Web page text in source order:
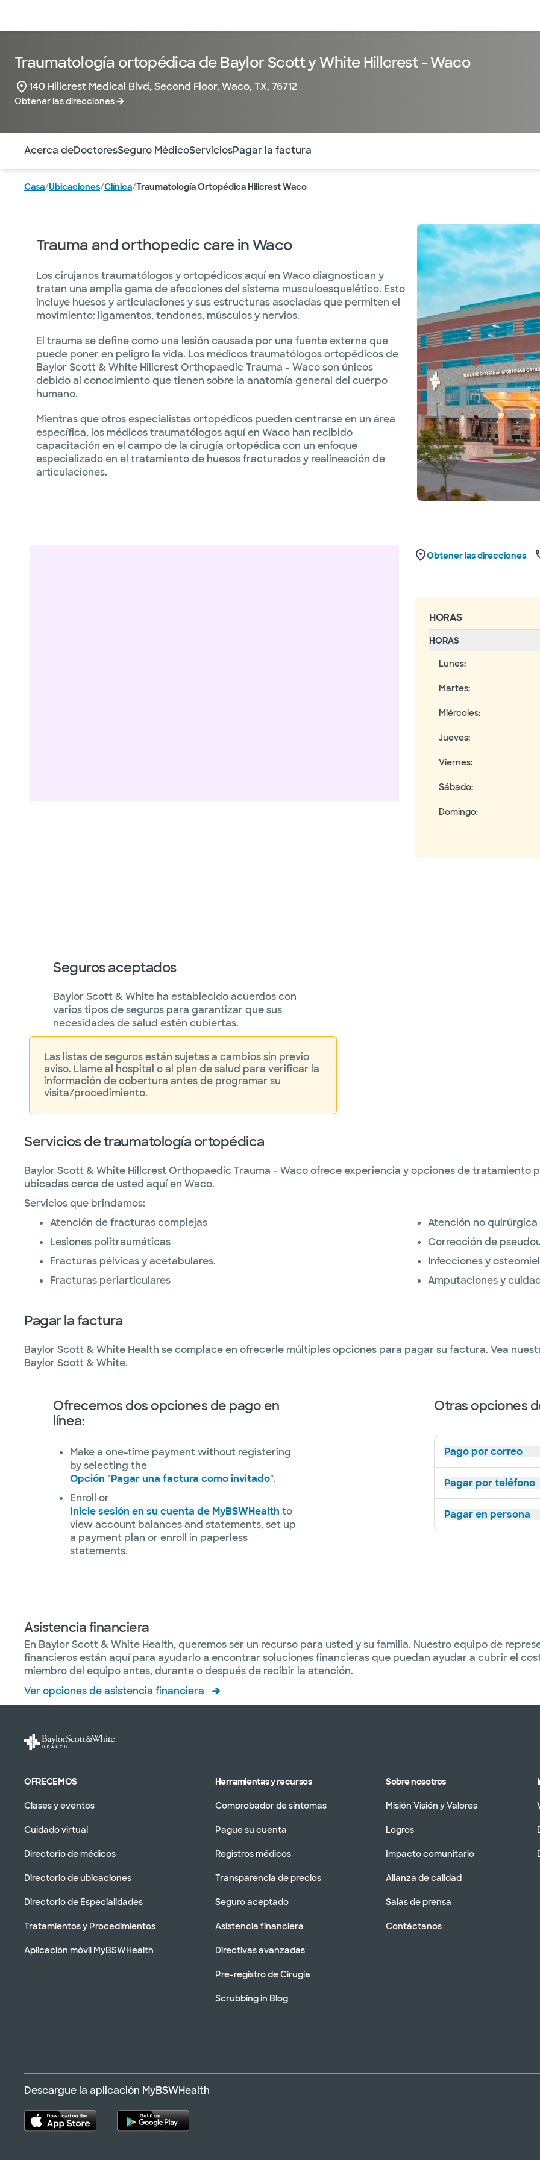
Traumatología ortopédica de Baylor Scott y White Hillcrest - Waco
140 Hillcrest Medical Blvd, Second Floor, Waco, TX, 76712
Obtener las direcciones
Acerca deDoctoresSeguro MédicoServiciosPagar la factura
Casa/Ubicaciones/Clínica/Traumatología Ortopédica Hillcrest Waco
Trauma and orthopedic care in Waco
Los cirujanos traumatólogos y ortopédicos aquí en Waco diagnostican y
tratan una amplia gama de afecciones del sistema musculoesquelético. Esto
incluye huesos y articulaciones y sus estructuras asociadas que permiten el
movimiento: ligamentos, tendones, músculos y nervios.
El trauma se define como una lesión causada por una fuente externa que
puede poner en peligro la vida. Los médicos traumatólogos ortopédicos de
Baylor Scott & White Hillcrest Orthopaedic Trauma - Waco son únicos
debido al conocimiento que tienen sobre la anatomía general del cuerpo
humano.
Mientras que otros especialistas ortopédicos pueden centrarse en un área
específica, los médicos traumatólogos aquí en Waco han recibido
capacitación en el campo de la cirugía ortopédica con un enfoque
especializado en el tratamiento de huesos fracturados y realineación de
articulaciones.
Obtener las direcciones
HORAS
HORAS
Lunes:
Martes:
Miércoles:
Jueves:
Viernes:
Sábado:
Domingo:
Seguros aceptados
Baylor Scott & White ha establecido acuerdos con
varios tipos de seguros para garantizar que sus
necesidades de salud estén cubiertas.
Las listas de seguros están sujetas a cambios sin previo
aviso. Llame al hospital o al plan de salud para verificar la
información de cobertura antes de programar su
visita/procedimiento.
Servicios de traumatología ortopédica
Baylor Scott & White Hillcrest Orthopaedic Trauma - Waco ofrece experiencia y opciones de
ubicadas cerca de usted aquí en Waco.
Servicios que brindamos:
Atención de fracturas complejas
Lesiones politraumáticas
Fracturas pélvicas y acetabulares.
Fracturas periarticulares
Atención no
Corrección de
Infecciones y
Amputaciones y
Pagar la factura
Baylor Scott & White Health se complace en ofrecerle múltiples opciones para pagar su factura. Vea
Baylor Scott & White.
Ofrecemos dos opciones de pago en
línea:
Make a one-time payment without registering
by selecting the
Opción "Pagar una factura como invitado".
Enroll or
Inicie sesión en su cuenta de MyBSWHealth to
view account balances and statements, set up
a payment plan or enroll in paperless
statements.
Otras opciones
Pago por correo
Pagar por teléfono
Pagar en persona
Asistencia financiera
En Baylor Scott & White Health, queremos ser un recurso para usted y su familia. Nuestro equipo de
financieros están aquí para ayudarlo a encontrar soluciones financieras que puedan ayudar a cubrir el
miembro del equipo antes, durante o después de recibir la atención.
Ver opciones de asistencia financiera
OFRECEMOS
Clases y eventos
Cuidado virtual
Directorio de médicos
Directorio de ubicaciones
Directorio de Especialidades
Tratamientos y Procedimientos
Aplicación móvil MyBSWHealth
Herramientas y recursos
Comprobador de síntomas
Pague su cuenta
Registros médicos
Transparencia de precios
Seguro aceptado
Asistencia financiera
Directivas avanzadas
Pre-registro de Cirugía
Scrubbing in Blog
Sobre nosotros
Misión Visión y Valores
Logros
Impacto comunitario
Alianza de calidad
Salas de prensa
Contáctanos
Descargue la aplicación MyBSWHealth